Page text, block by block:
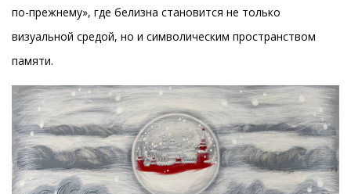
по-прежнему», где белизна становится не только
визуальной средой, но и символическим пространством
памяти.